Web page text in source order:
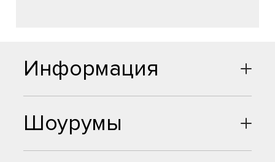
Шоурумы
Информация